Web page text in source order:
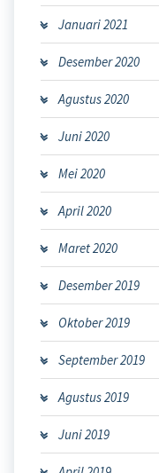
Januari 2021
Desember 2020
Agustus 2020
Juni 2020
Mei 2020
April 2020
Maret 2020
Desember 2019
Oktober 2019
September 2019
Agustus 2019
Juni 2019